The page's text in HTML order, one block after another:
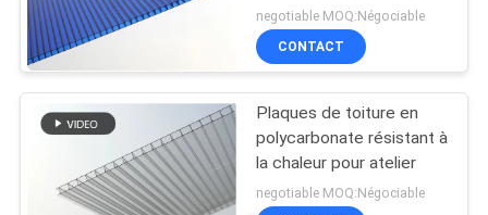
DEMANDEZ
UNE
CITATION
transmission lumineuse
negotiable MOQ:Négociable
CONTACT
Plaques de toiture en
polycarbonate résistant à
la chaleur pour atelier
negotiable MOQ:Négociable